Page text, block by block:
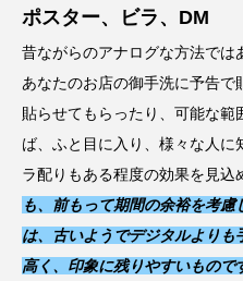
ポスター、ビラ、DM
昔ながらのアナログな方法では
あなたのお店の御手洗に予告で
貼らせてもらったり、可能な
ば、ふと目に入り、様々な人
ラ配りもある程度の効果を見込
も、前もって期間の余裕を考
は、古いようでデジタルより
高く、印象に残りやすいもので